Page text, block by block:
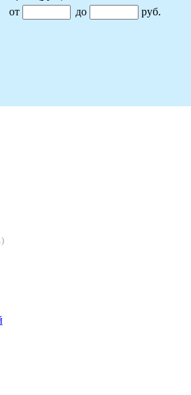
от
до руб.
)